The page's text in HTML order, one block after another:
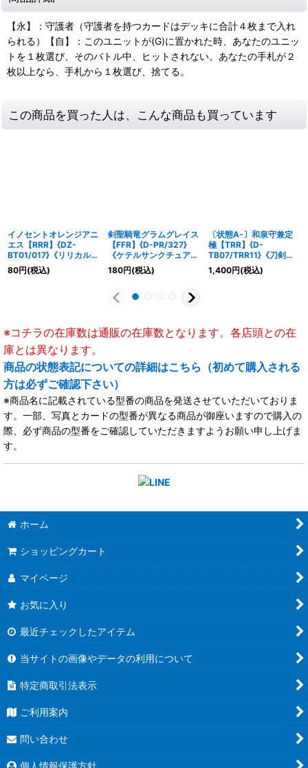
【永】：守護者（守護者を持つカードはデッキに合計４枚まで入れ
られる）【自】：このユニットが(G)に置かれた時、あなたのユニッ
トを１枚選び、そのバトル中、ヒットされない。あなたの手札が２
枚以上なら、手札から１枚選び、捨てる。
この商品を買った人は、こんな商品も買っています
イノセントオレンジアニ
エス【RRR】{DZ-
BT01/017}《リリカルモ
ナステリオ》
80円(税込)
剣聖騎竜グラムグレイス
【FFR】{D-PR/327}
《ケテルサンクチュア
リ》
180円(税込)
〔状態A-〕和泉守兼定
極【TRR】{D-
TB07/TRR11}《刀剣乱
舞》
1,400円(税込)
※コチラの在庫数は通販の在庫数となります。各店頭との在
庫とは異なります。
商品の状態表記についての詳細はこちら（初めて購入される
方は必ずご確認下さい）
※商品名に記載されている型番の商品を発送させていただいておりま
す。一部、写真とカードの型番が異なる商品が御座いますので購入の
際、必ず商品の型番をご確認していただきますようお願い申し上げま
す。
ホーム
ショッピングカート
マイページ
お気に入り
最近チェックしたアイテム
当サイトの画像やデータの利用について
特定商取引法表示
ご利用案内
問い合わせ